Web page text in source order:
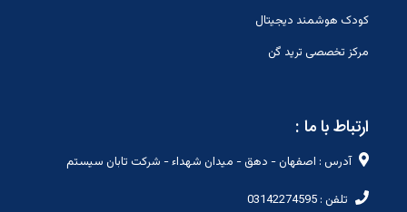
کودک هوشمند دیجیتال
مرکز تخصصی ترید گن
ارتباط با ما :
آدرس : اصفهان - دهق - میدان شهداء - شرکت تابان سیستم
تلفن : 03142274595